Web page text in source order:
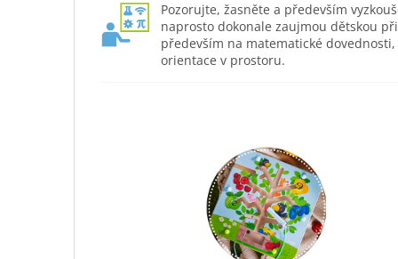
Pozorujte, žasněte a především
naprosto dokonale zaujmou dětskou
především na matematické
orientace v prostoru.